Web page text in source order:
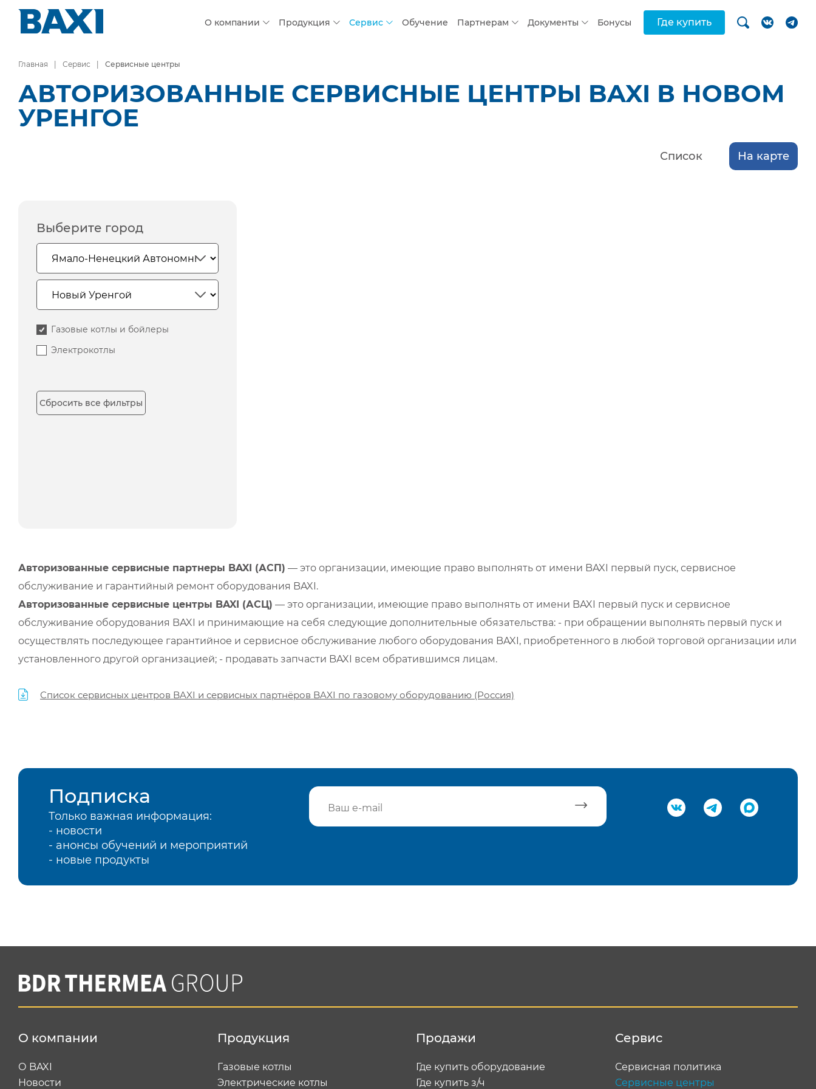
О компании Продукция Сервис Обучение Партнерам Документы Бонусы Где купить
Главная Сервис Сервисные центры
АВТОРИЗОВАННЫЕ СЕРВИСНЫЕ ЦЕНТРЫ BAXI В НОВОМ
УРЕНГОЕ
Список На карте
Выберите город
Газовые котлы и бойлеры
Электрокотлы
Сбросить все фильтры
Авторизованные сервисные партнеры BAXI (АСП) — это организации, имеющие право выполнять от имени BAXI первый пуск, сервисное
обслуживание и гарантийный ремонт оборудования BAXI.
Авторизованные сервисные центры BAXI (АСЦ) — это организации, имеющие право выполнять от имени BAXI первый пуск и сервисное
обслуживание оборудования BAXI и принимающие на себя следующие дополнительные обязательства: - при обращении выполнять первый пуск и
осуществлять последующее гарантийное и сервисное обслуживание любого оборудования BAXI, приобретенного в любой торговой организации или
установленного другой организацией; - продавать запчасти BAXI всем обратившимся лицам.
Список сервисных центров BAXI и сервисных партнёров BAXI по газовому оборудованию (Россия)
Подписка
Только важная информация:
- новости
- анонсы обучений и мероприятий
- новые продукты
О компании
О BAXI
Новости
Продукция
Газовые котлы
Электрические котлы
Продажи
Где купить оборудование
Где купить з/ч
Сервис
Сервисная политика
Сервисные центры